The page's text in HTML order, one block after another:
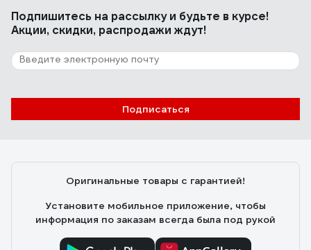
Подпишитесь на рассылкуи будьте в курсе!
Акции, скидки, распродажи ждут!
Подписаться
Оригинальные товары с гарантией!
Установите мобильное приложение, чтобы
информация по заказам всегда была под рукой